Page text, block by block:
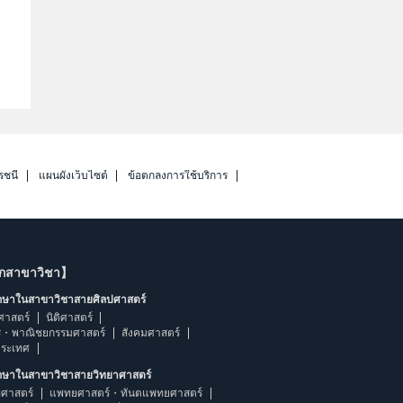
ชนี แผนผังเว็บไซต์ ข้อตกลงการใช้บริการ
าขาวิชา】
าในสาขาวิชาสายศิลปศาสตร์
าสตร์
นิติศาสตร์
・พาณิชยกรรมศาสตร์
สังคมศาสตร์
ะเทศ
าในสาขาวิชาสายวิทยาศาสตร์
าสตร์
แพทยศาสตร์・ทันตแพทยศาสตร์